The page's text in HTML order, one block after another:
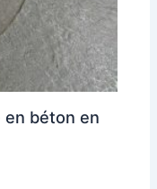
en béton en